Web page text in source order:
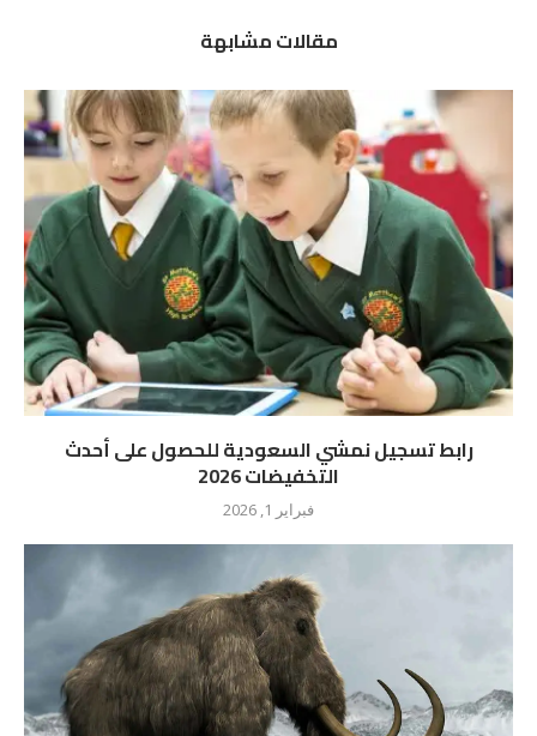
مقالات مشابهة
رابط تسجيل نمشي السعودية للحصول على أحدث
التخفيضات 2026
فبراير 1, 2026